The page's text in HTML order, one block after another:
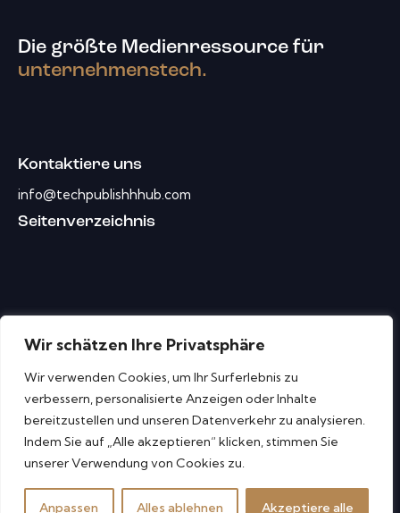
Wir schätzen Ihre Privatsphäre
Wir verwenden Cookies, um Ihr Surferlebnis zu
verbessern, personalisierte Anzeigen oder Inhalte
bereitzustellen und unseren Datenverkehr zu analysieren.
Indem Sie auf „Alle akzeptieren“ klicken, stimmen Sie
unserer Verwendung von Cookies zu.
Anpassen Alles ablehnen Akzeptiere alle
Die größte Medienressource für
unternehmenstech.
Kontaktiere uns
info@techpublishhhub.com
Seitenverzeichnis
Electronic Pro Tech Publish Hub © Alle Rechte